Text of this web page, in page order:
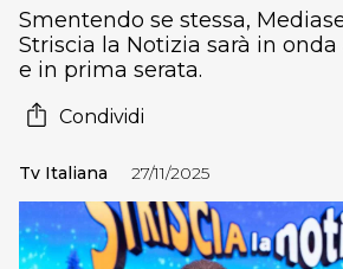
Smentendo se stessa,
Striscia la Notizia sarà in
e in prima serata.
Condividi
Tv Italiana 27/11/2025